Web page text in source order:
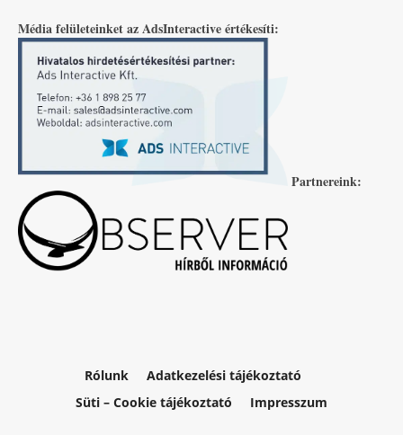
Média felületeinket az AdsInteractive értékesíti:
Partnereink:
Rólunk
Adatkezelési tájékoztató
Süti – Cookie tájékoztató
Impresszum